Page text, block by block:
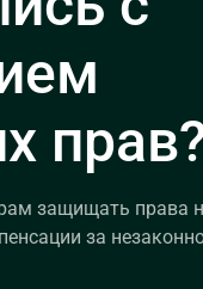
защищать права
за